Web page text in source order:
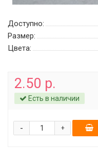
Доступно:
Размер:
Цвета:
2.50 р.
Есть в наличии
+
-